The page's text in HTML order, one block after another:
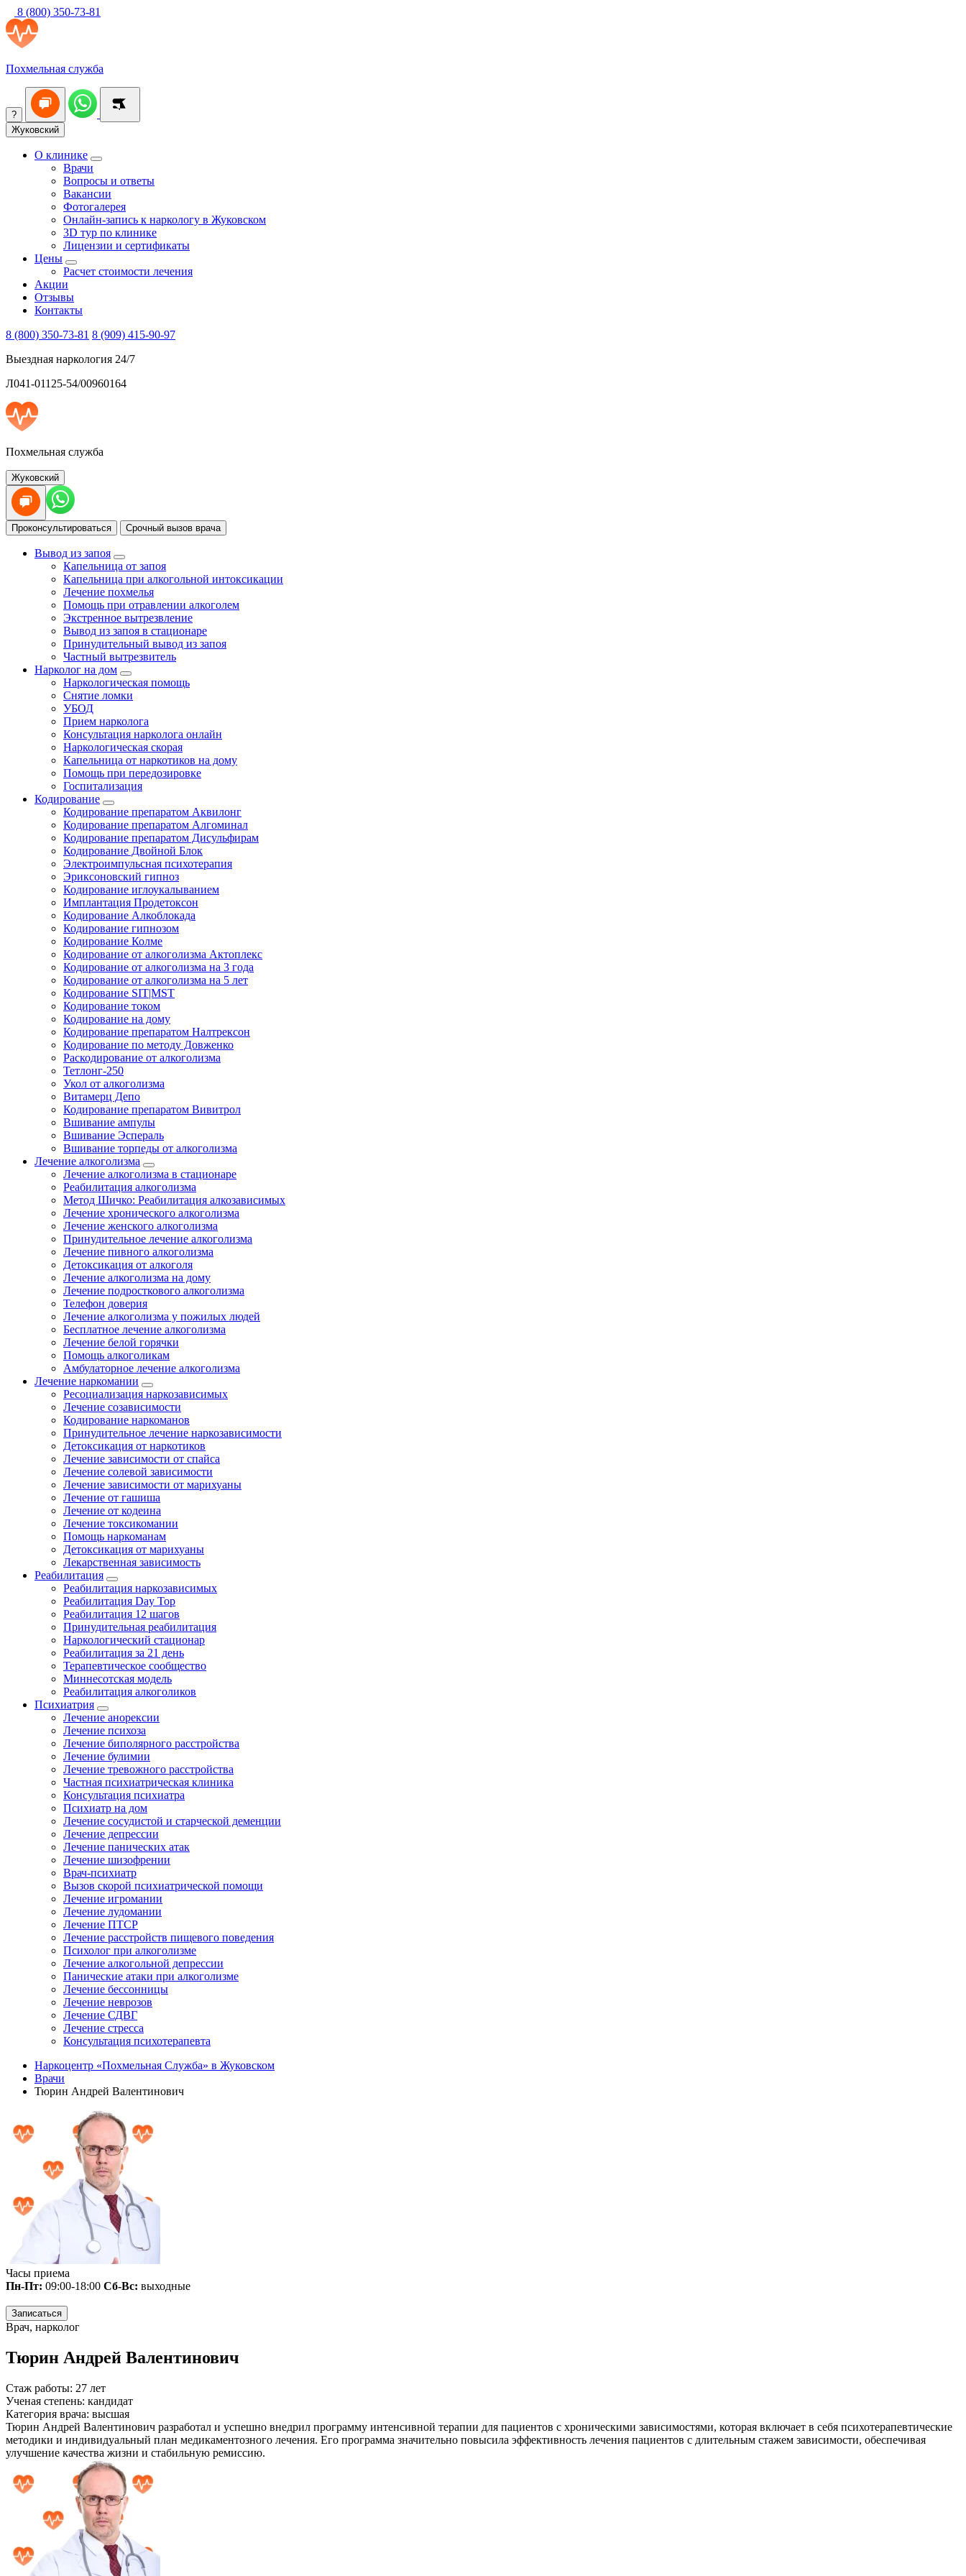
8 (800) 350-73-81
Похмельная служба
?
Жуковский
О клинике
Врачи
Вопросы и ответы
Вакансии
Фотогалерея
Онлайн-запись к наркологу в Жуковском
3D тур по клинике
Лицензии и сертификаты
Цены
Расчет стоимости лечения
Акции
Отзывы
Контакты
8 (800) 350-73-81 8 (909) 415-90-97
Выездная наркология 24/7
Л041-01125-54/00960164
Похмельная служба
Жуковский
Проконсультироваться Срочный вызов врача
Вывод из запоя
Капельница от запоя
Капельница при алкогольной интоксикации
Лечение похмелья
Помощь при отравлении алкоголем
Экстренное вытрезвление
Вывод из запоя в стационаре
Принудительный вывод из запоя
Частный вытрезвитель
Нарколог на дом
Наркологическая помощь
Снятие ломки
УБОД
Прием нарколога
Консультация нарколога онлайн
Наркологическая скорая
Капельница от наркотиков на дому
Помощь при передозировке
Госпитализация
Кодирование
Кодирование препаратом Аквилонг
Кодирование препаратом Алгоминал
Кодирование препаратом Дисульфирам
Кодирование Двойной Блок
Электроимпульсная психотерапия
Эриксоновский гипноз
Кодирование иглоукалыванием
Имплантация Продетоксон
Кодирование Алкоблокада
Кодирование гипнозом
Кодирование Колме
Кодирование от алкоголизма Актоплекс
Кодирование от алкоголизма на 3 года
Кодирование от алкоголизма на 5 лет
Кодирование SIT|MST
Кодирование током
Кодирование на дому
Кодирование препаратом Налтрексон
Кодирование по методу Довженко
Раскодирование от алкоголизма
Тетлонг-250
Укол от алкоголизма
Витамерц Депо
Кодирование препаратом Вивитрол
Вшивание ампулы
Вшивание Эспераль
Вшивание торпеды от алкоголизма
Лечение алкоголизма
Лечение алкоголизма в стационаре
Реабилитация алкоголизма
Метод Шичко: Реабилитация алкозависимых
Лечение хронического алкоголизма
Лечение женского алкоголизма
Принудительное лечение алкоголизма
Лечение пивного алкоголизма
Детоксикация от алкоголя
Лечение алкоголизма на дому
Лечение подросткового алкоголизма
Телефон доверия
Лечение алкоголизма у пожилых людей
Бесплатное лечение алкоголизма
Лечение белой горячки
Помощь алкоголикам
Амбулаторное лечение алкоголизма
Лечение наркомании
Ресоциализация наркозависимых
Лечение созависимости
Кодирование наркоманов
Принудительное лечение наркозависимости
Детоксикация от наркотиков
Лечение зависимости от спайса
Лечение солевой зависимости
Лечение зависимости от марихуаны
Лечение от гашиша
Лечение от кодеина
Лечение токсикомании
Помощь наркоманам
Детоксикация от марихуаны
Лекарственная зависимость
Реабилитация
Реабилитация наркозависимых
Реабилитация Day Top
Реабилитация 12 шагов
Принудительная реабилитация
Наркологический стационар
Реабилитация за 21 день
Терапевтическое сообщество
Миннесотская модель
Реабилитация алкоголиков
Психиатрия
Лечение анорексии
Лечение психоза
Лечение биполярного расстройства
Лечение булимии
Лечение тревожного расстройства
Частная психиатрическая клиника
Консультация психиатра
Психиатр на дом
Лечение сосудистой и старческой деменции
Лечение депрессии
Лечение панических атак
Лечение шизофрении
Врач-психиатр
Вызов скорой психиатрической помощи
Лечение игромании
Лечение лудомании
Лечение ПТСР
Лечение расстройств пищевого поведения
Психолог при алкоголизме
Лечение алкогольной депрессии
Панические атаки при алкоголизме
Лечение бессонницы
Лечение неврозов
Лечение СДВГ
Лечение стресса
Консультация психотерапевта
Наркоцентр «Похмельная Служба» в Жуковском
Врачи
Тюрин Андрей Валентинович
Часы приема
Пн-Пт: 09:00-18:00 Сб-Вс: выходные
Записаться
Врач, нарколог
Тюрин Андрей Валентинович
Стаж работы: 27 лет
Ученая степень: кандидат
Категория врача: высшая
Тюрин Андрей Валентинович разработал и успешно внедрил программу интенсивной терапии для пациентов с хроническими зависимостями, которая включает в себя психотерапевтические
методики и индивидуальный план медикаментозного лечения. Его программа значительно повысила эффективность лечения пациентов с длительным стажем зависимости, обеспечивая
улучшение качества жизни и стабильную ремиссию.